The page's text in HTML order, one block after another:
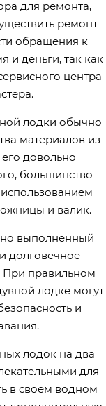
для ремонта,
ремонт
обращения к
и деньги, так как
центра
лодки обычно
материалов из
довольно
большинство
и валик.
выполненный
долговечное
При правильном
лодке могут
и
лодок на два
для
в своем водном